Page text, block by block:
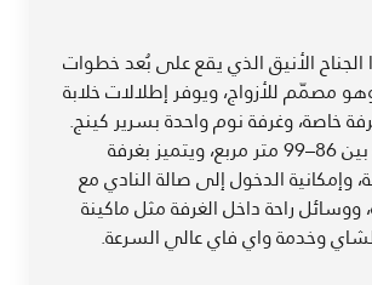
الأنيق الذي يقع على بُعد خطوات
مصمّم للأزواج، ويوفر إطلالات خلابة
خاصة، وغرفة نوم واحدة بسرير كينج.
تتراوح مساحته بين 86–99 متر مربع، ويتميز بغرفة
الدخول إلى صالة النادي مع
ووسائل راحة داخل الغرفة مثل ماكينة
وخدمة واي فاي عالي السرعة.